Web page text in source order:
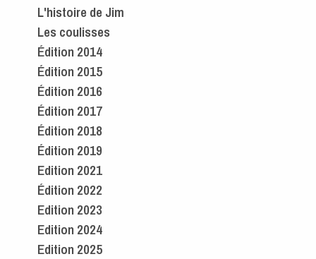
L'histoire de Jim
Les coulisses
Édition 2014
Édition 2015
Édition 2016
Édition 2017
Édition 2018
Édition 2019
Edition 2021
Édition 2022
Edition 2023
Edition 2024
Edition 2025